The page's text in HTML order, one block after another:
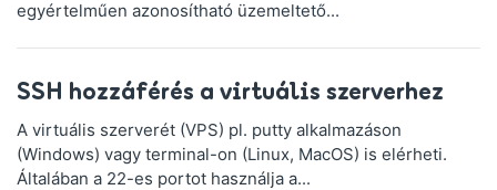
egyértelműen azonosítható üzemeltető...
SSH hozzáférés a virtuális szerverhez
A virtuális szerverét (VPS) pl. putty alkalmazáson
(Windows) vagy terminal-on (Linux, MacOS) is elérheti.
Általában a 22-es portot használja a...